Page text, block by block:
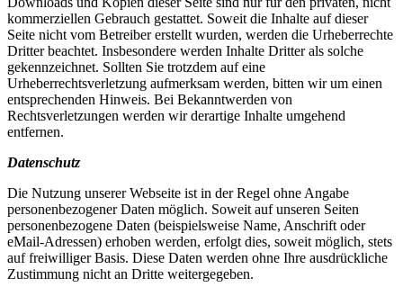
kommerziellen Gebrauch gestattet. Soweit die Inhalte auf dieser
Seite nicht vom Betreiber erstellt wurden, werden die Urheberrechte
Dritter beachtet. Insbesondere werden Inhalte Dritter als solche
gekennzeichnet. Sollten Sie trotzdem auf eine
Urheberrechtsverletzung aufmerksam werden, bitten wir um einen
entsprechenden Hinweis. Bei Bekanntwerden von
Rechtsverletzungen werden wir derartige Inhalte umgehend
entfernen.
Datenschutz
Die Nutzung unserer Webseite ist in der Regel ohne Angabe
personenbezogener Daten möglich. Soweit auf unseren Seiten
personenbezogene Daten (beispielsweise Name, Anschrift oder
eMail-Adressen) erhoben werden, erfolgt dies, soweit möglich, stets
auf freiwilliger Basis. Diese Daten werden ohne Ihre ausdrückliche
Zustimmung nicht an Dritte weitergegeben.